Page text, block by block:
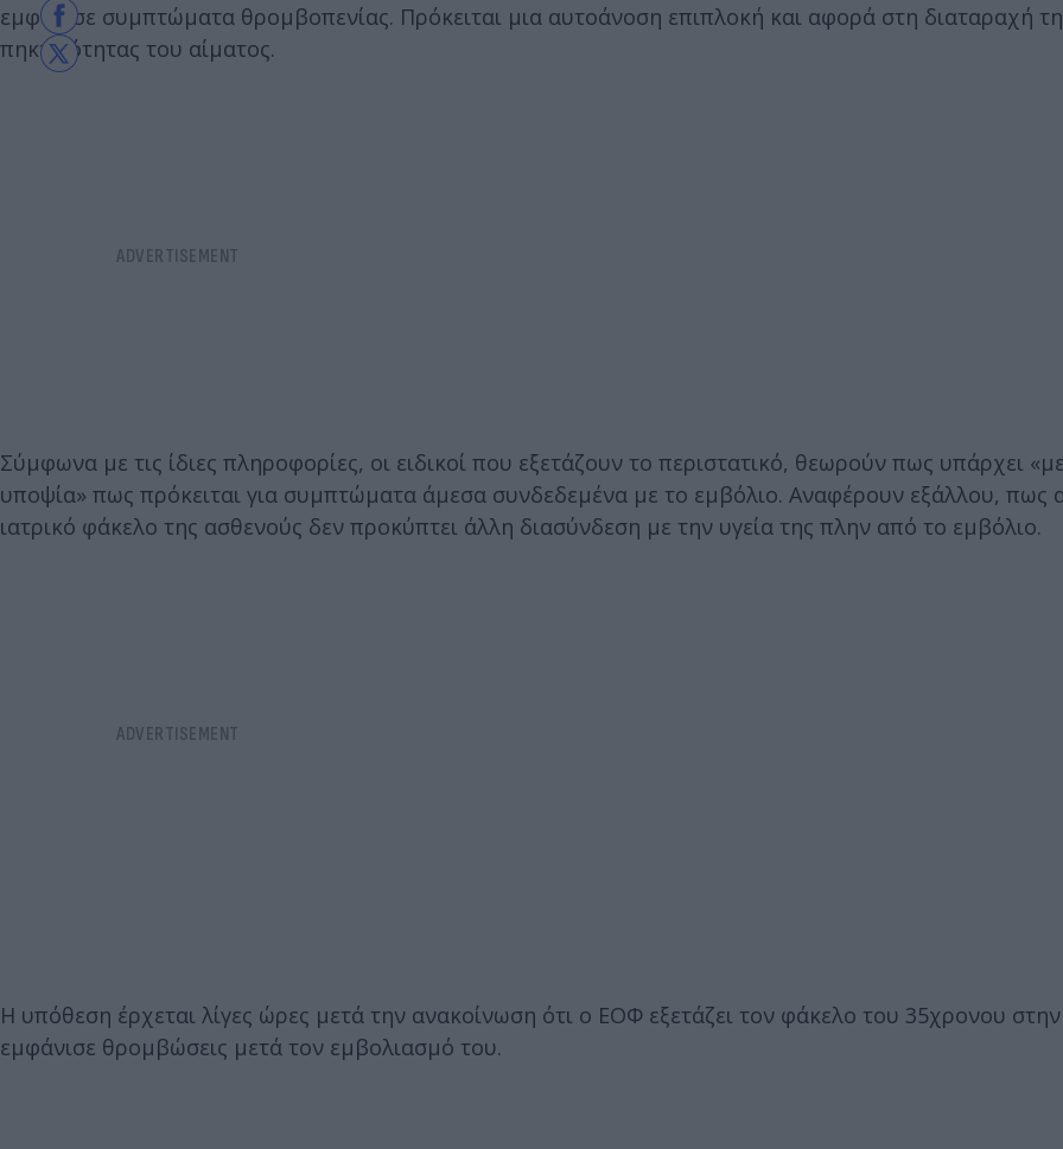
εμφάνισε συμπτώματα θρομβοπενίας. Πρόκειται μια αυτοάνοση επιπλοκή και αφορά στη διαταραχή
πηκτικότητας του αίματος.
Σύμφωνα με τις ίδιες πληροφορίες, οι ειδικοί που εξετάζουν το περιστατικό, θεωρούν πως υπάρχει
υποψία» πως πρόκειται για συμπτώματα άμεσα συνδεδεμένα με το εμβόλιο. Αναφέρουν εξάλλου, πως
ιατρικό φάκελο της ασθενούς δεν προκύπτει άλλη διασύνδεση με την υγεία της πλην από το εμβόλιο.
Η υπόθεση έρχεται λίγες ώρες μετά την ανακοίνωση ότι ο ΕΟΦ εξετάζει τον φάκελο του 35χρονου
εμφάνισε θρομβώσεις μετά τον εμβολιασμό του.